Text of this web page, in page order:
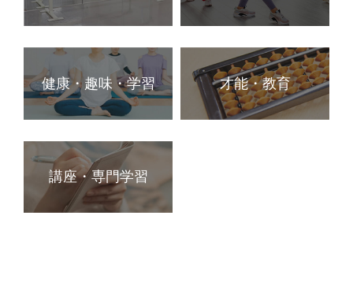
健康・趣味・学習 才能・教育
講座・専門学習